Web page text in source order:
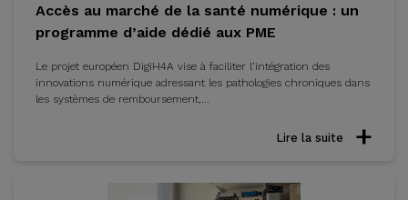
Accès au marché de la santé numérique : un
programme d’aide dédié aux PME
Le projet européen DigiH4A vise à faciliter l’intégration des
innovations numérique adressant les pathologies chroniques dans
les systèmes de remboursement,...
Lire la suite